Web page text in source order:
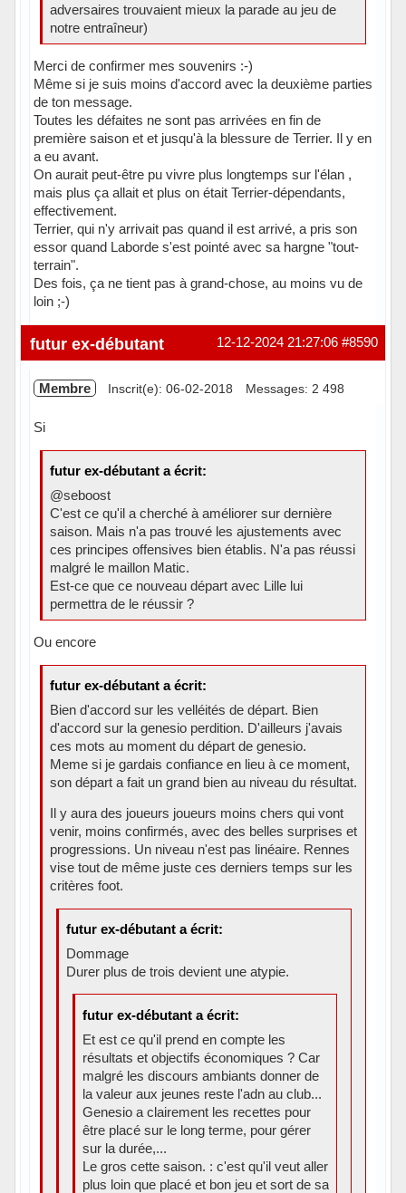
adversaires trouvaient mieux la parade au jeu de
notre entraîneur)
Merci de confirmer mes souvenirs :-)
Même si je suis moins d'accord avec la deuxième parties
de ton message.
Toutes les défaites ne sont pas arrivées en fin de
première saison et et jusqu'à la blessure de Terrier. Il y en
a eu avant.
On aurait peut-être pu vivre plus longtemps sur l'élan ,
mais plus ça allait et plus on était Terrier-dépendants,
effectivement.
Terrier, qui n'y arrivait pas quand il est arrivé, a pris son
essor quand Laborde s'est pointé avec sa hargne "tout-
terrain".
Des fois, ça ne tient pas à grand-chose, au moins vu de
loin ;-)
Hors ligne #8590
12-12-2024 21:27:06
futur ex-débutant
Membre Inscrit(e): 06-02-2018 Messages: 2 498
Si
futur ex-débutant a écrit:
@seboost
C'est ce qu'il a cherché à améliorer sur dernière
saison. Mais n'a pas trouvé les ajustements avec
ces principes offensives bien établis. N'a pas réussi
malgré le maillon Matic.
Est-ce que ce nouveau départ avec Lille lui
permettra de le réussir ?
Ou encore
futur ex-débutant a écrit:
Bien d'accord sur les velléités de départ. Bien
d'accord sur la genesio perdition. D'ailleurs j'avais
ces mots au moment du départ de genesio.
Meme si je gardais confiance en lieu à ce moment,
son départ a fait un grand bien au niveau du résultat.
Il y aura des joueurs joueurs moins chers qui vont
venir, moins confirmés, avec des belles surprises et
progressions. Un niveau n'est pas linéaire. Rennes
vise tout de même juste ces derniers temps sur les
critères foot.
futur ex-débutant a écrit:
Dommage
Durer plus de trois devient une atypie.
futur ex-débutant a écrit:
Et est ce qu'il prend en compte les
résultats et objectifs économiques ? Car
malgré les discours ambiants donner de
la valeur aux jeunes reste l'adn au club...
Genesio a clairement les recettes pour
être placé sur le long terme, pour gérer
sur la durée,...
Le gros cette saison. : c'est qu'il veut aller
plus loin que placé et bon jeu et sort de sa